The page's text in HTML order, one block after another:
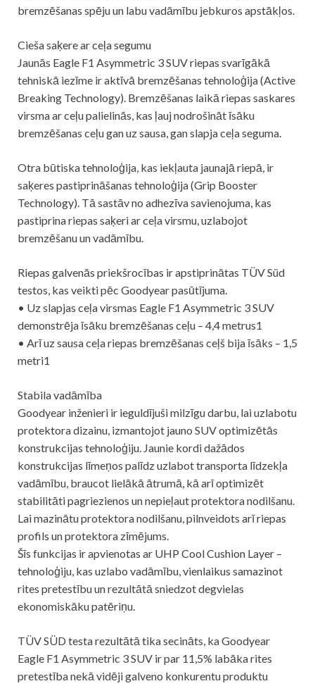
bremzēšanas spēju un labu vadāmību jebkuros apstākļos.
Cieša saķere ar ceļa segumu
Jaunās Eagle F1 Asymmetric 3 SUV riepas svarīgākā
tehniskā iezīme ir aktīvā bremzēšanas tehnoloģija (Active
Breaking Technology). Bremzēšanas laikā riepas saskares
virsma ar ceļu palielinās, kas ļauj nodrošināt īsāku
bremzēšanas ceļu gan uz sausa, gan slapja ceļa seguma.
Otra būtiska tehnoloģija, kas iekļauta jaunajā riepā, ir
saķeres pastiprināšanas tehnoloģija (Grip Booster
Technology). Tā sastāv no adhezīva savienojuma, kas
pastiprina riepas saķeri ar ceļa virsmu, uzlabojot
bremzēšanu un vadāmību.
Riepas galvenās priekšrocības ir apstiprinātas TÜV Süd
testos, kas veikti pēc Goodyear pasūtījuma.
• Uz slapjas ceļa virsmas Eagle F1 Asymmetric 3 SUV
demonstrēja īsāku bremzēšanas ceļu – 4,4 metrus1
• Arī uz sausa ceļa riepas bremzēšanas ceļš bija īsāks – 1,5
metri1
Stabila vadāmība
Goodyear inženieri ir ieguldījuši milzīgu darbu, lai uzlabotu
protektora dizainu, izmantojot jauno SUV optimizētās
konstrukcijas tehnoloģiju. Jaunie kordi dažādos
konstrukcijas līmeņos palīdz uzlabot transporta līdzekļa
vadāmību, braucot lielākā ātrumā, kā arī optimizēt
stabilitāti pagriezienos un nepieļaut protektora nodilšanu.
Lai mazinātu protektora nodilšanu, pilnveidots arī riepas
profils un protektora zīmējums.
Šīs funkcijas ir apvienotas ar UHP Cool Cushion Layer –
tehnoloģiju, kas uzlabo vadāmību, vienlaikus samazinot
rites pretestību un rezultātā sniedzot degvielas
ekonomiskāku patēriņu.
TÜV SÜD testa rezultātā tika secināts, ka Goodyear
Eagle F1 Asymmetric 3 SUV ir par 11,5% labāka rites
pretestība nekā vidēji galveno konkurentu produktu